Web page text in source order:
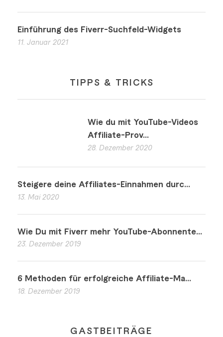
Einführung des Fiverr-Suchfeld-Widgets
11. Januar 2021
TIPPS & TRICKS
Wie du mit YouTube-Videos
Affiliate-Prov...
28. Dezember 2020
Steigere deine Affiliates-Einnahmen durc...
13. Mai 2020
Wie Du mit Fiverr mehr YouTube-Abonnente...
23. Dezember 2019
6 Methoden für erfolgreiche Affiliate-Ma...
18. Dezember 2019
GASTBEITRÄGE